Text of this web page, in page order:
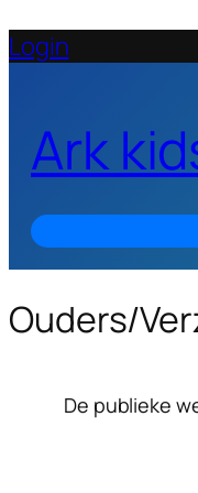
Login
Ark
Ouders/
De publieke